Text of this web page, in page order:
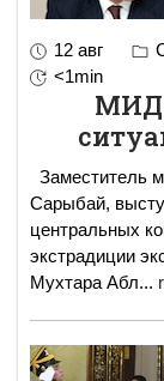
12 авг
<1min
МИД
Заместитель
Сарыбай,
центральных
экстрадиции
Мухтара Абл...